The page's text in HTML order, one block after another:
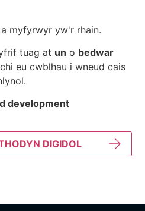
myfyrwyr yw'r rhain.
tuag at un o bedwar
eu cwblhau i wneud cais
development
DIGIDOL